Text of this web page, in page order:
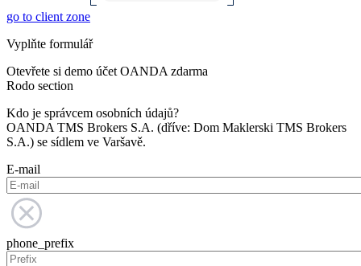
go to client zone
Vyplňte formulář
Otevřete si demo účet OANDA zdarma
Rodo section
Kdo je správcem osobních údajů?
OANDA TMS Brokers S.A. (dříve: Dom Maklerski TMS Brokers
S.A.) se sídlem ve Varšavě.
E-mail
phone_prefix